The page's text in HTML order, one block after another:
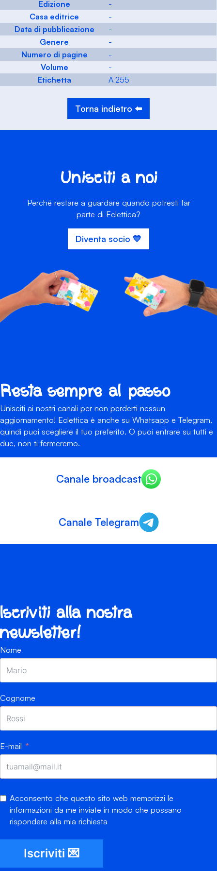
Edizione
-
Casa editrice
-
Data di pubblicazione
-
Genere
-
Numero di pagine
-
Volume
-
Etichetta
A 255
Torna indietro ⬅️
Unisciti a noi
Perché restare a guardare quando potresti far
parte di Eclettica?
Diventa socio 💙
Resta sempre al passo
Unisciti ai nostri canali per non perderti nessun
aggiornamento! Eclettica è anche su Whatsapp e Telegram,
quindi puoi scegliere il tuo preferito. O puoi entrare su tutti e
due, non ti fermeremo.
Canale broadcast
Canale Telegram
Iscriviti alla nostra
newsletter!
Nome
Cognome
E-mail
Acconsento che questo sito web memorizzi le
informazioni da me inviate in modo che possano
rispondere alla mia richiesta
Iscriviti 💌